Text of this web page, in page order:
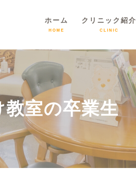
ホーム
HOME
クリニック紹介
CLINIC
教室の卒業生